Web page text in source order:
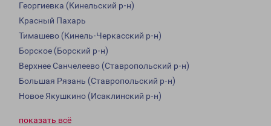
Георгиевка (Кинельский р-н)
Красный Пахарь
Тимашево (Кинель-Черкасский р-н)
Борское (Борский р-н)
Верхнее Санчелеево (Ставропольский р-н)
Большая Рязань (Ставропольский р-н)
Новое Якушкино (Исаклинский р-н)
показать всё